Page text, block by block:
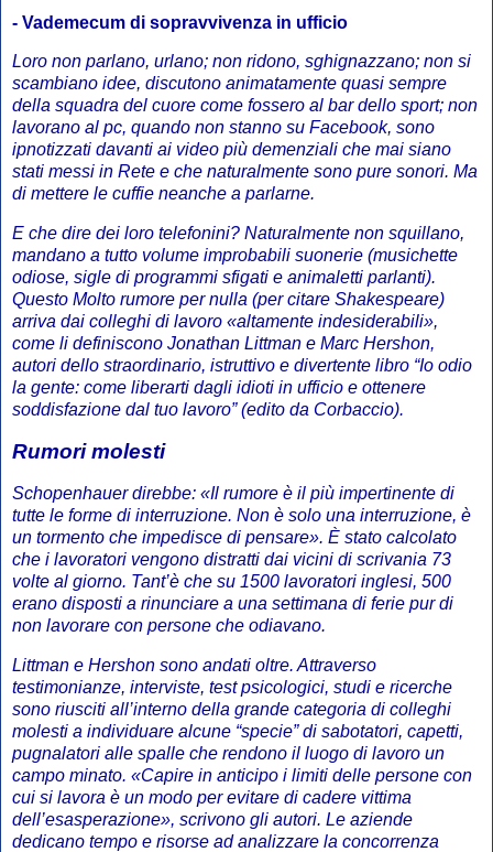
- Vademecum di sopravvivenza in ufficio
Loro non parlano, urlano; non ridono, sghignazzano; non si
scambiano idee, discutono animatamente quasi sempre
della squadra del cuore come fossero al bar dello sport; non
lavorano al pc, quando non stanno su Facebook, sono
ipnotizzati davanti ai video più demenziali che mai siano
stati messi in Rete e che naturalmente sono pure sonori. Ma
di mettere le cuffie neanche a parlarne.
E che dire dei loro telefonini? Naturalmente non squillano,
mandano a tutto volume improbabili suonerie (musichette
odiose, sigle di programmi sfigati e animaletti parlanti).
Questo Molto rumore per nulla (per citare Shakespeare)
arriva dai colleghi di lavoro «altamente indesiderabili»,
come li definiscono Jonathan Littman e Marc Hershon,
autori dello straordinario, istruttivo e divertente libro “Io odio
la gente: come liberarti dagli idioti in ufficio e ottenere
soddisfazione dal tuo lavoro” (edito da Corbaccio).
Rumori molesti
Schopenhauer direbbe: «Il rumore è il più impertinente di
tutte le forme di interruzione. Non è solo una interruzione, è
un tormento che impedisce di pensare». È stato calcolato
che i lavoratori vengono distratti dai vicini di scrivania 73
volte al giorno. Tant’è che su 1500 lavoratori inglesi, 500
erano disposti a rinunciare a una settimana di ferie pur di
non lavorare con persone che odiavano.
Littman e Hershon sono andati oltre. Attraverso
testimonianze, interviste, test psicologici, studi e ricerche
sono riusciti all’interno della grande categoria di colleghi
molesti a individuare alcune “specie” di sabotatori, capetti,
pugnalatori alle spalle che rendono il luogo di lavoro un
campo minato. «Capire in anticipo i limiti delle persone con
cui si lavora è un modo per evitare di cadere vittima
dell’esasperazione», scrivono gli autori. Le aziende
dedicano tempo e risorse ad analizzare la concorrenza